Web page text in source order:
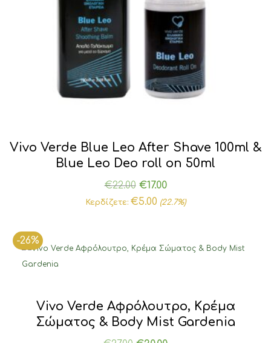
Vivo Verde Blue Leo After Shave 100ml &
Blue Leo Deo roll on 50ml
€22.00 Original
price
€17.00Η
τρέχουσα
€17.00.
Κερδίζετε: €5.00 (22.7%)
-26%
Vivo Verde Αφρόλουτρο, Κρέμα
Σώματος & Body Mist Gardenia